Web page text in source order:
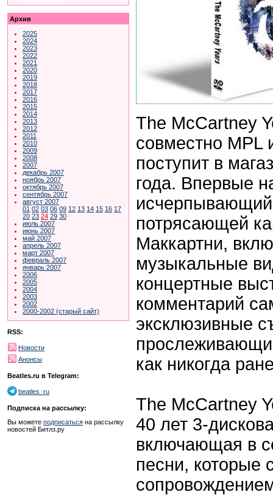
Архив
2025
2024
2023
2022
2021
2020
2019
2018
2017
2016
2015
2014
2013
2012
2011
2010
2009
2008
2007
декабрь 2007
ноябрь 2007
октябрь 2007
сентябрь 2007
август 2007
01 02 03 06 09 12 13 14 15 16 17
20 23 24 29 30
июль 2007
июнь 2007
май 2007
апрель 2007
март 2007
февраль 2007
январь 2007
2006
2005
2004
2003
2002
2000-2002 (старый сайт)
RSS:
Новости
Анонсы
Beatles.ru в Telegram:
beatles_ru
Подписка на рассылку:
Вы можете подписаться на рассылку
новостей Битлз.ру
The McCartney
совместно MPL
поступит в
года. Впервые
исчерпывающий
потрясающей
Маккартни,
музыкальные
концертные
комментарий
эксклюзивные
как никогда
The McCartney
40 лет 3-
включающая в
песни, которые